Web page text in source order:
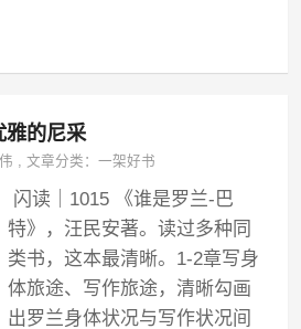
雅的尼采
,文章分类：一架好书
闪读｜1015 《谁是罗兰-巴
特》，汪民安著。读过多种同
类书，这本最清晰。1-2章写身
体旅途、写作旅途，清晰勾画
出罗兰身体状况与写作状况间